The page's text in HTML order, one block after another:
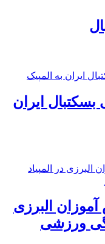
بسکتبال ایران
البرزی
ورزشی